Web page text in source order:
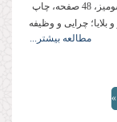
زیبایی شرور: شرور و بلایا؛ چرایی و وظیفه ما رقعي، شوميز، 48 صفحه، چاپ
(شرور و بلایا؛ چرایی و وظیفه
مطالعه بیشتر...
»